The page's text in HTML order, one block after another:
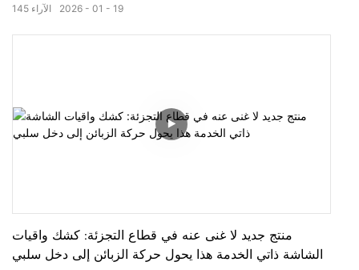
2026 01 19
145 الآراء
منتج جديد لا غنى عنه في قطاع التجزئة: كشك واقيات
الشاشة ذاتي الخدمة هذا يحول حركة الزبائن إلى دخل سلبي